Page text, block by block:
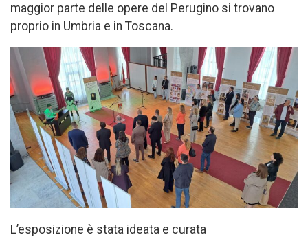
maggior parte delle opere del Perugino si trovano
proprio in Umbria e in Toscana.
L’esposizione è stata ideata e curata